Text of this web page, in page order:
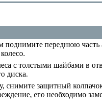
поднимите переднюю
с толстыми шайбами в
диска.
снимите защитный
его необходимо